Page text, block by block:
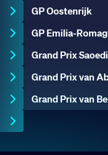
GP Oostenrijk
GP Emilia-
Grand Prix
Grand Prix van
Grand Prix van